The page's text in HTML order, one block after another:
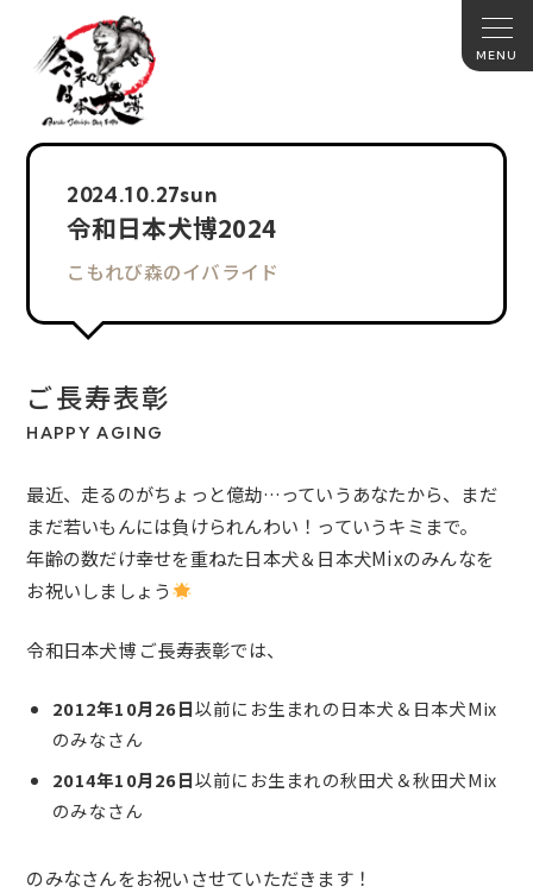
2024.10.27sun
令和日本犬博2024
こもれび森のイバライド
ご長寿表彰
HAPPY AGING
最近、走るのがちょっと億劫…っていうあなたから、まだ
まだ若いもんには負けられんわい！っていうキミまで。
年齢の数だけ幸せを重ねた日本犬＆日本犬Mixのみんなを
お祝いしましょう
令和日本犬博 ご長寿表彰では、
2012年10月26日以前にお生まれの日本犬＆日本犬Mix
のみなさん
2014年10月26日以前にお生まれの秋田犬＆秋田犬Mix
のみなさん
のみなさんをお祝いさせていただきます！